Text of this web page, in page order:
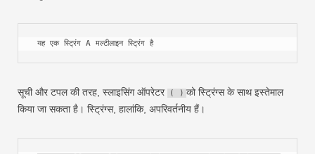
यह एक स्ट्रिंग A मल्टीलाइन स्ट्रिंग है
सूची और टपल की तरह, स्लाइसिंग ऑपरेटर ( ) को स्ट्रिंग्स के साथ इस्तेमाल
किया जा सकता है। स्ट्रिंग्स, हालांकि, अपरिवर्तनीय हैं।